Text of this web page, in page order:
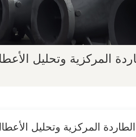
المركزية وتحليل
المركزية وتحليل